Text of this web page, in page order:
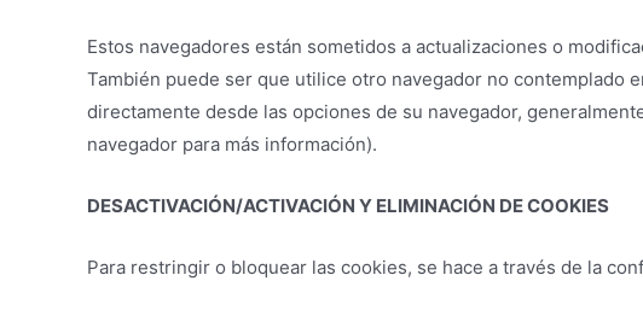
Estos navegadores están sometidos a actualizaciones o
También puede ser que utilice otro navegador no contemplado
directamente desde las opciones de su navegador,
navegador para más información).
DESACTIVACIÓN/ACTIVACIÓN Y ELIMINACIÓN DE COOKIES
Para restringir o bloquear las cookies, se hace a través de la